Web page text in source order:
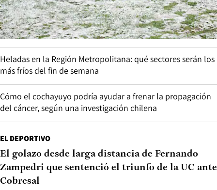
Heladas en la Región Metropolitana: qué sectores serán los
más fríos del fin de semana
Cómo el cochayuyo podría ayudar a frenar la propagación
del cáncer, según una investigación chilena
EL DEPORTIVO
El golazo desde larga distancia de Fernando
Zampedri que sentenció el triunfo de la UC ante
Cobresal